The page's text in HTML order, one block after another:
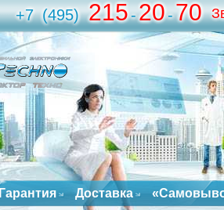
+7 (495) 215-20-70
Гарантия Доставка